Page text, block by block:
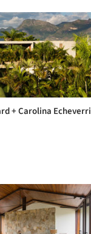
+ Carolina Echeverri